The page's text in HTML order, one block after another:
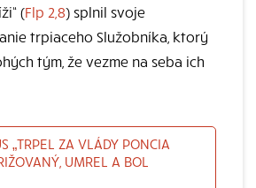
(Flp 2,8) splnil svoje
trpiaceho Služobníka, ktorý
tým, že vezme na seba ich
„TRPEL ZA VLÁDY PONCIA
UMREL A BOL